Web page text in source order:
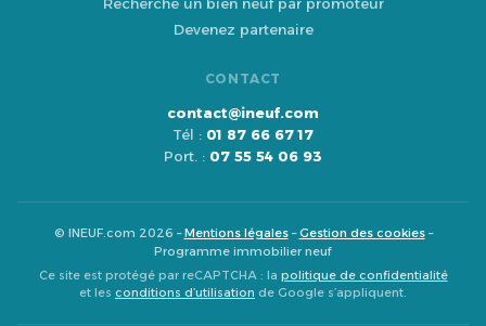
Devenez partenaire
CONTACT
contact@ineuf.com
Tél : 01 87 66 67 17
Port. : 07 55 54 06 93
© INEUF.com 2026 –Mentions légales–Gestion des cookies–
Programme immobilier neuf
Ce site est protégé par reCAPTCHA : la politique de confidentialité
et les conditions d’utilisation de Google s’appliquent.